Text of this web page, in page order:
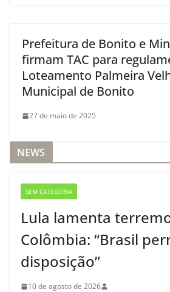
Prefeitura de Bonito e
firmam TAC para
Loteamento Palmeira
Municipal de Bonito
27 de maio de 2025
NEWS
SEM CATEGORIA
Lula lamenta
Colômbia: “Brasil
disposição”
10 de agosto de 2026